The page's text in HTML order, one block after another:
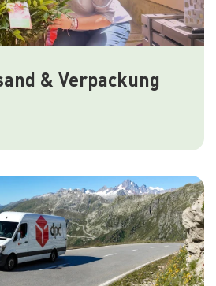
& Verpackung